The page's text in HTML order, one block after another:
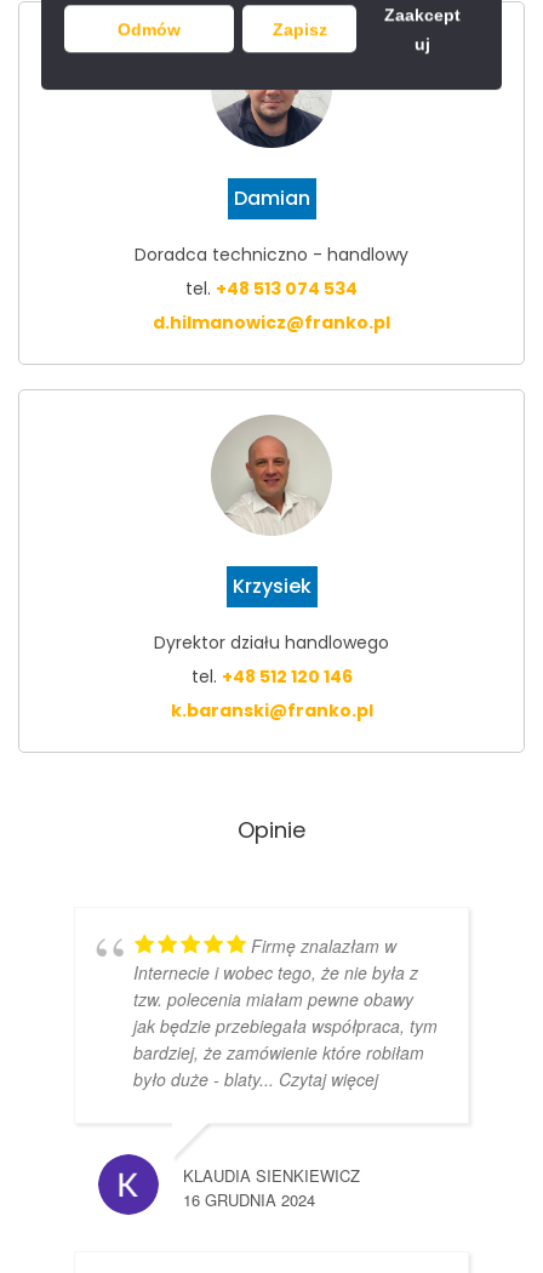
Odmów Zapisz
Zaakcept
uj
Damian
Doradca techniczno - handlowy
tel. +48 513 074 534
d.hilmanowicz@franko.pl
Krzysiek
Dyrektor działu handlowego
tel. +48 512 120 146
k.baranski@franko.pl
Opinie
Firmę znalazłam w
Internecie i wobec tego, że nie była z
tzw. polecenia miałam pewne obawy
jak będzie przebiegała współpraca, tym
bardziej, że zamówienie które robiłam
było duże - blaty... Czytaj więcej
KLAUDIA SIENKIEWICZ
16 GRUDNIA 2024